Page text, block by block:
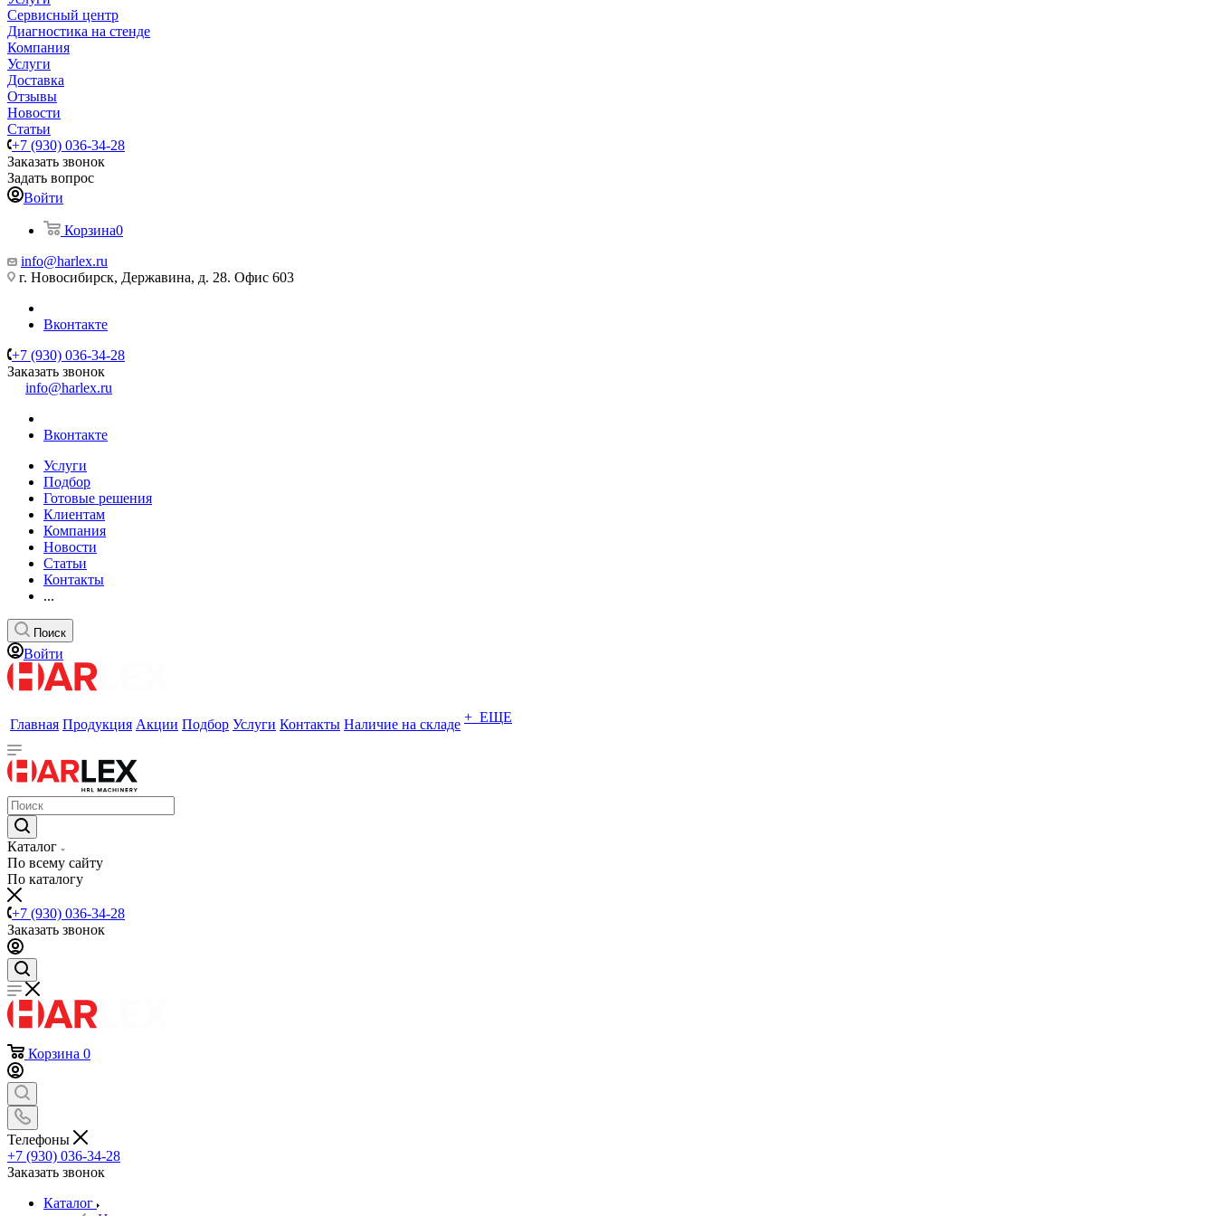
Сервисный центр
Диагностика на стенде
Компания
Услуги
Доставка
Отзывы
Новости
Статьи
+7 (930) 036-34-28
Заказать звонок
Задать вопрос
Войти
Корзина0
info@harlex.ru
г. Новосибирск, Державина, д. 28. Офис 603
Вконтакте
+7 (930) 036-34-28
Заказать звонок
info@harlex.ru
Вконтакте
Услуги
Подбор
Готовые решения
Клиентам
Компания
Новости
Статьи
Контакты
...
Поиск
Войти
Главная Продукция Акции Подбор Услуги Контакты Наличие на складе + ЕЩЕ
Каталог
По всему сайту
По каталогу
+7 (930) 036-34-28
Заказать звонок
Корзина 0
Телефоны
+7 (930) 036-34-28
Заказать звонок
Каталог